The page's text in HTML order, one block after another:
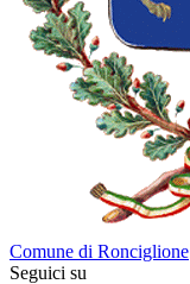
Comune di Ronciglione
Seguici su